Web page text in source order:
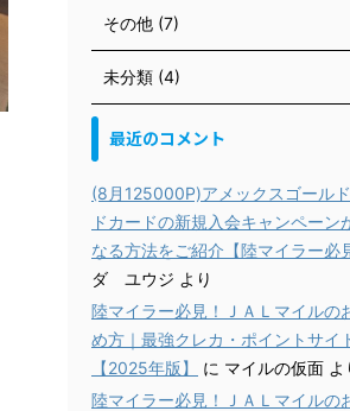
その他 (7)
未分類 (4)
最近のコメント
(8月125000P)アメックスゴール
ドカードの新規入会キャンペーン
なる方法をご紹介【陸マイラー必
ダ ユウジ より
陸マイラー必見！ＪＡＬマイルの
め方｜最強クレカ・ポイントサイ
【2025年版】
に マイルの仮面 よ
陸マイラー必見！ＪＡＬマイルの